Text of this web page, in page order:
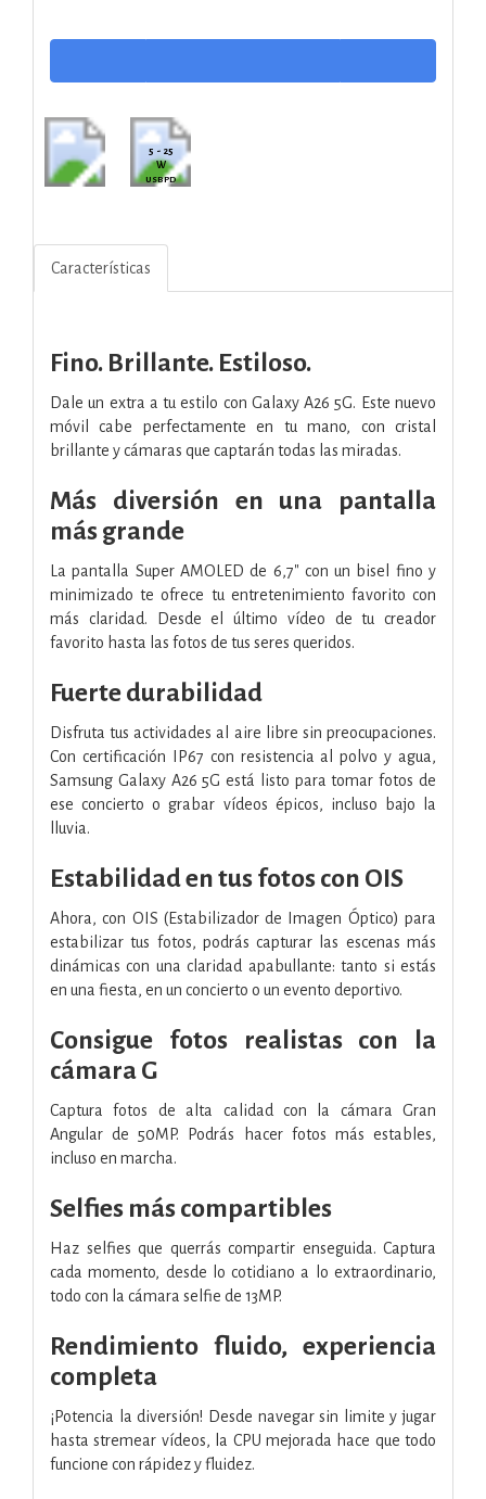
5 - 25
W
USB PD
Características
Fino. Brillante. Estiloso.
Dale un extra a tu estilo con Galaxy A26 5G. Este nuevo
móvil cabe perfectamente en tu mano, con cristal
brillante y cámaras que captarán todas las miradas.
Más diversión en una pantalla
más grande
La pantalla Super AMOLED de 6,7" con un bisel fino y
minimizado te ofrece tu entretenimiento favorito con
más claridad. Desde el último vídeo de tu creador
favorito hasta las fotos de tus seres queridos.
Fuerte durabilidad
Disfruta tus actividades al aire libre sin preocupaciones.
Con certificación IP67 con resistencia al polvo y agua,
Samsung Galaxy A26 5G está listo para tomar fotos de
ese concierto o grabar vídeos épicos, incluso bajo la
lluvia.
Estabilidad en tus fotos con OIS
Ahora, con OIS (Estabilizador de Imagen Óptico) para
estabilizar tus fotos, podrás capturar las escenas más
dinámicas con una claridad apabullante: tanto si estás
en una fiesta, en un concierto o un evento deportivo.
Consigue fotos realistas con la
cámara G
Captura fotos de alta calidad con la cámara Gran
Angular de 50MP. Podrás hacer fotos más estables,
incluso en marcha.
Selfies más compartibles
Haz selfies que querrás compartir enseguida. Captura
cada momento, desde lo cotidiano a lo extraordinario,
todo con la cámara selfie de 13MP.
Rendimiento fluido, experiencia
completa
¡Potencia la diversión! Desde navegar sin limite y jugar
hasta stremear vídeos, la CPU mejorada hace que todo
funcione con rápidez y fluidez.